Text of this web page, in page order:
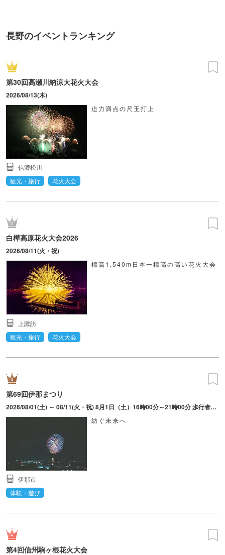
長野のイベントランキング
第30回高瀬川納涼大花火大会
2026/08/13(木)
迫力満点の尺玉打上
信濃松川
観光・旅行
花火大会
白樺高原花火大会2026
2026/08/11(火・祝)
標高1,540m日本一標高の高い花火大会
上諏訪
観光・旅行
花火大会
第69回伊那まつり
2026/08/01(土) ～ 08/11(火・祝) 8月1日（土）16時00分～21時00分 歩行者天国・屋台・市民おどり。8月11日（火・祝）16時00分～21時00分 ステージ発表・屋台・花火打上。開催時間の詳細はHPを参照。
紡ぐ未来へ
伊那市
体験・遊び
第4回信州駒ヶ根花火大会